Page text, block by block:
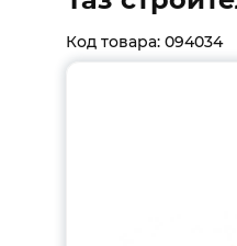
Код товара: 094034